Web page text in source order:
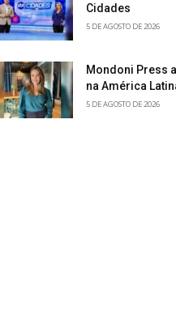
Cidades
5 DE AGOSTO DE 2026
Mondoni Press
na América
5 DE AGOSTO DE 2026